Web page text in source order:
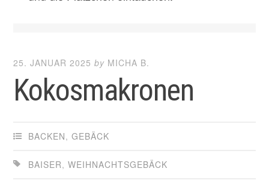
25. JANUAR 2025 by MICHA B.
Kokosmakronen
BACKEN,GEBÄCK
BAISER,WEIHNACHTSGEBÄCK